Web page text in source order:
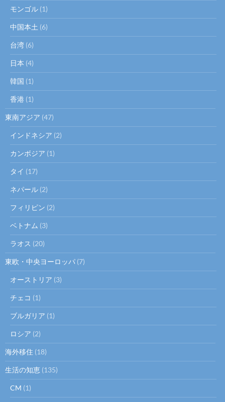
モンゴル (1)
中国本土 (6)
台湾 (6)
日本 (4)
韓国 (1)
香港 (1)
東南アジア (47)
インドネシア (2)
カンボジア (1)
タイ (17)
ネパール (2)
フィリピン (2)
ベトナム (3)
ラオス (20)
東欧・中央ヨーロッパ (7)
オーストリア (3)
チェコ (1)
ブルガリア (1)
ロシア (2)
海外移住 (18)
生活の知恵 (135)
CM (1)